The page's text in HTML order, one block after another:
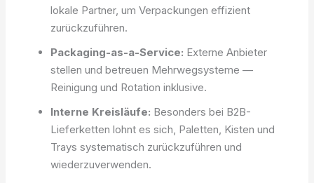
lokale Partner, um Verpackungen effizient
zurückzuführen.
Packaging-as-a-Service: Externe Anbieter
stellen und betreuen Mehrwegsysteme —
Reinigung und Rotation inklusive.
Interne Kreisläufe: Besonders bei B2B-
Lieferketten lohnt es sich, Paletten, Kisten und
Trays systematisch zurückzuführen und
wiederzuverwenden.